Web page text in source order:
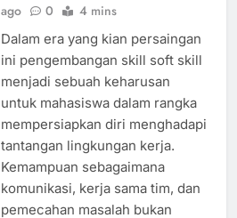
ago
0 4 mins
Dalam era yang kian persaingan
ini pengembangan skill soft skill
menjadi sebuah keharusan
untuk mahasiswa dalam rangka
mempersiapkan diri menghadapi
tantangan lingkungan kerja.
Kemampuan sebagaimana
komunikasi, kerja sama tim, dan
pemecahan masalah bukan